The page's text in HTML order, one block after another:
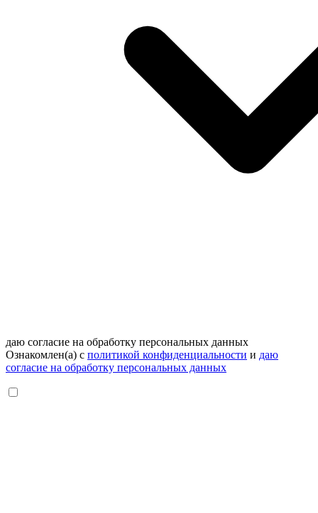
даю согласие на обработку персональных данных
Ознакомлен(а) с политикой конфиденциальности и даю
согласие на обработку персональных данных